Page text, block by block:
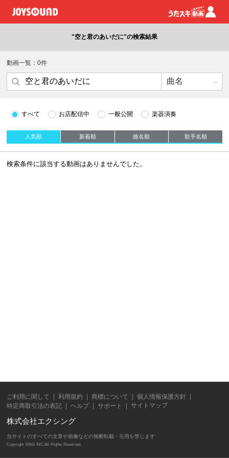
"空と君のあいだに"の検索結果
動画一覧：0件
すべて お店配信中 一般公開 楽器演奏
人気順 新着順 曲名順 歌手名順
検索条件に該当する動画はありませんでした。
ご利用に関して 利用規約 商標について
個人情報保護方針
特定商取引法の表記
ヘルプ サポート サイトマップ
株式会社エクシング
当サイトのすべての文章や画像などの無断転載・引用を禁じます
Copyright XING INC.All Rights Reserved.